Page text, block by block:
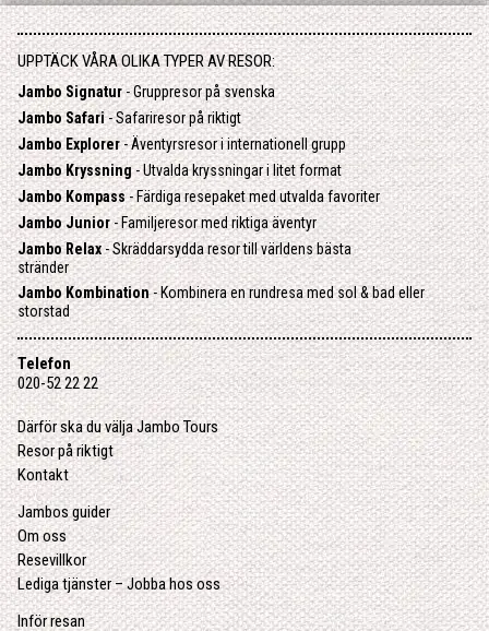
UPPTÄCK VÅRA OLIKA TYPER AV RESOR:
Jambo Signatur- Gruppresor på svenska
Jambo Safari- Safariresor på riktigt
Jambo Explorer- Äventyrsresor i internationell grupp
Jambo Kryssning- Utvalda kryssningar i litet format
Jambo Kompass- Färdiga resepaket med utvalda favoriter
Jambo Junior- Familjeresor med riktiga äventyr
Jambo Relax- Skräddarsydda resor till världens bästa
stränder
Jambo Kombination- Kombinera en rundresa med sol & bad eller
storstad
Telefon
020-52 22 22
Därför ska du välja Jambo Tours
Resor på riktigt
Kontakt
Jambos guider
Om oss
Resevillkor
Lediga tjänster – Jobba hos oss
Inför resan